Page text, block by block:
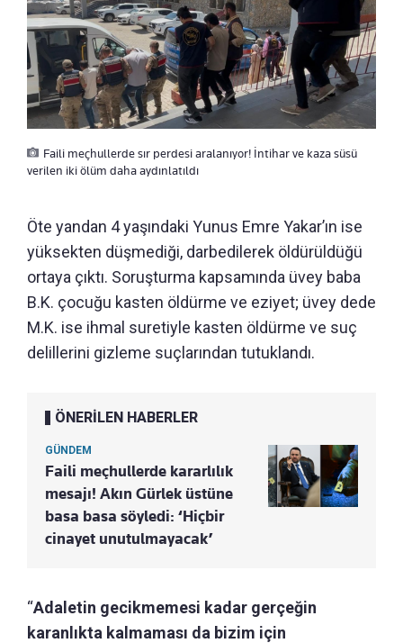
Faili meçhullerde sır perdesi aralanıyor! İntihar ve kaza süsü
verilen iki ölüm daha aydınlatıldı
Öte yandan 4 yaşındaki Yunus Emre Yakar’ın ise
yüksekten düşmediği, darbedilerek öldürüldüğü
ortaya çıktı. Soruşturma kapsamında üvey baba
B.K. çocuğu kasten öldürme ve eziyet; üvey dede
M.K. ise ihmal suretiyle kasten öldürme ve suç
delillerini gizleme suçlarından tutuklandı.
ÖNERİLEN HABERLER
GÜNDEM
Faili meçhullerde kararlılık
mesajı! Akın Gürlek üstüne
basa basa söyledi: ‘Hiçbir
cinayet unutulmayacak’
“Adaletin gecikmemesi kadar gerçeğin
karanlıkta kalmaması da bizim için